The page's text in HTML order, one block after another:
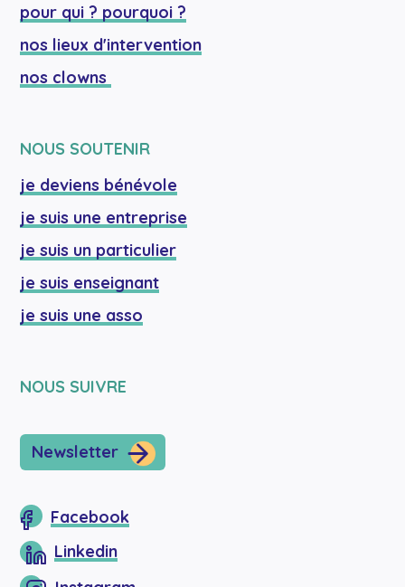
pour qui ? pourquoi ?
nos lieux d'intervention
nos clowns
NOUS SOUTENIR
je deviens bénévole
je suis une entreprise
je suis un particulier
je suis enseignant
je suis une asso
NOUS SUIVRE
Newsletter
Facebook
Linkedin